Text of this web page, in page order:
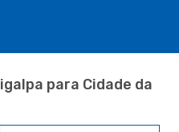
para Cidade da